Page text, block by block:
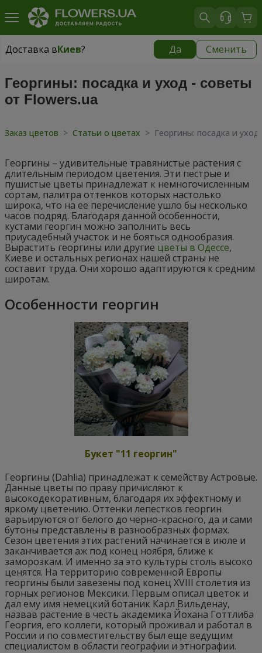
Доставка вКиев? Да Сменить
Доставка вКиев
Георгины: посадка и уход - советы
от Flowers.ua
Заказ цветов > Статьи о цветах > Георгины: посадка и
Георгины – удивительные травянистые растения с
длительным периодом цветения. Эти пестрые и
пушистые цветы принадлежат к немногочисленным
сортам, палитра оттенков которых настолько
широка, что на ее перечисление ушло бы несколько
часов подряд. Благодаря данной особенности,
кустами георгин можно заполнить весь
приусадебный участок и не бояться однообразия.
Вырастить георгины или другие цветы в Одессе,
Киеве и остальных регионах нашей страны не
составит труда. Они хорошо адаптируются к средним
широтам.
Особенности георгин
Букет "11 георгин"
Георгины (Dahlia) принадлежат к семейству Астровые.
Данные цветы по праву причисляют к
высокодекоративным, благодаря их эффектному и
яркому цветению. Оттенки лепестков георгин
варьируются от белого до черно-красного, да и сами
бутоны представлены в разнообразных формах.
Сезон цветения этих растений начинается в июле и
заканчивается аж под конец ноября, ближе к
заморозкам. И именно за это культуры столь высоко
ценятся. На территорию современной Европы
георгины были завезены под конец XVIII столетия из
горных регионов Мексики. Первым описал цветок и
дал ему имя немецкий ботаник Карл Вильденау,
назвав растение в честь академика Йохана Готтлиба
Георгия, его коллеги, который проживал и работал в
России и по совместительству был еще ведущим
специалистом в области географии и этнографии.